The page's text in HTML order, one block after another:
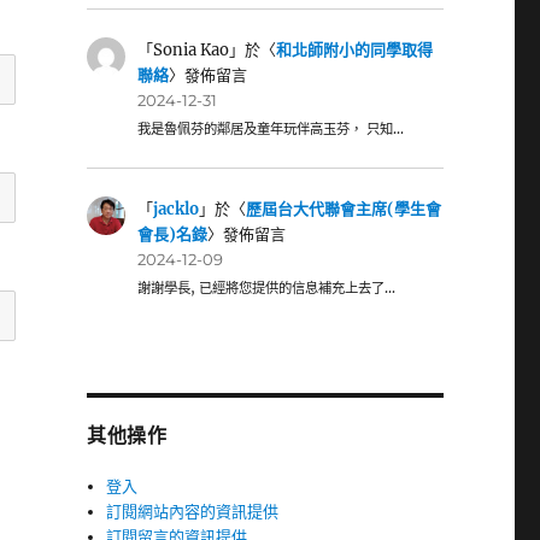
「Sonia Kao」於〈和北師附小的同學取得
聯絡〉發佈留言
2024-12-31
我是魯佩芬的鄰居及童年玩伴高玉芬， 只知…
「jacklo」於〈歷屆台大代聯會主席(學生會
會長)名錄〉發佈留言
2024-12-09
謝謝學長, 已經將您提供的信息補充上去了…
其他操作
登入
訂閱網站內容的資訊提供